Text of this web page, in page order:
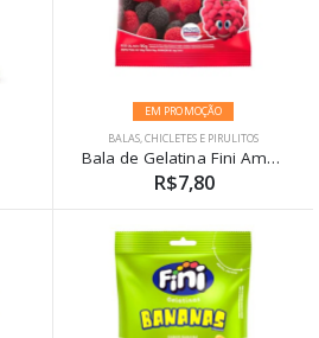
EM PROMOÇÃO
BALAS, CHICLETES E PIRULITOS
Bala de Gelatina Fini Amoras 90g
R$7,80